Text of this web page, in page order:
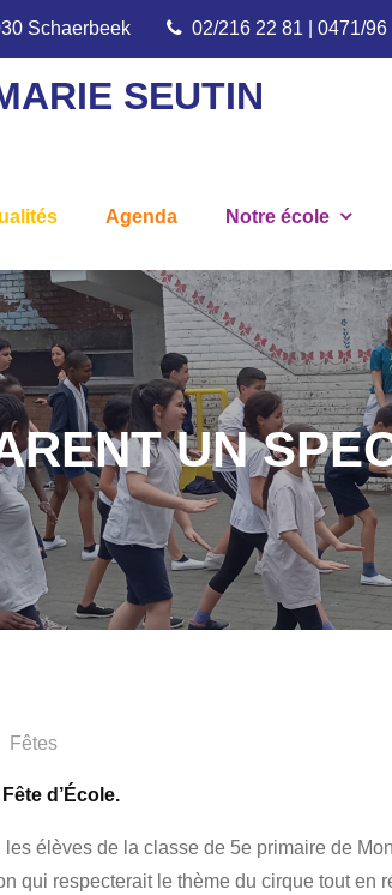
Schaerbeek 02/216 22 81 | 0471/96
SEUTIN
Agenda Notre école
UN
Fêtes
d’École.
les élèves de la classe de 5e primaire de
qui respecterait le thème du cirque tout en